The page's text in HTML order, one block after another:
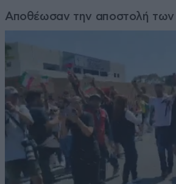
Αποθέωσαν την αποστολή